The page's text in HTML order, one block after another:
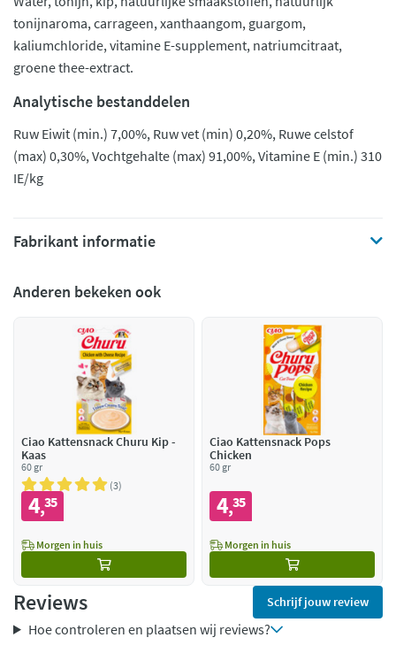
tonijnaroma, carrageen, xanthaangom, guargom,
kaliumchloride, vitamine E-supplement, natriumcitraat,
groene thee-extract.
Analytische bestanddelen
Ruw Eiwit (min.) 7,00%, Ruw vet (min) 0,20%, Ruwe celstof
(max) 0,30%, Vochtgehalte (max) 91,00%, Vitamine E (min.) 310
IE/kg
Fabrikant informatie
Anderen bekeken ook
Ciao Kattensnack Churu Kip -
Kaas
60 gr
3
4,35
Morgen in huis
Ciao Kattensnack Pops
Chicken
60 gr
4,35
Morgen in huis
Reviews Schrijf jouw review
Hoe controleren en plaatsen wij reviews?